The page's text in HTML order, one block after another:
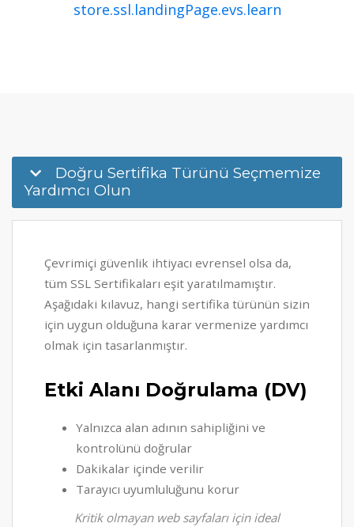
store.ssl.landingPage.evs.learn
Doğru Sertifika Türünü Seçmemize
Yardımcı Olun
Çevrimiçi güvenlik ihtiyacı evrensel olsa da,
tüm SSL Sertifikaları eşit yaratılmamıştır.
Aşağıdaki kılavuz, hangi sertifika türünün sizin
için uygun olduğuna karar vermenize yardımcı
olmak için tasarlanmıştır.
Etki Alanı Doğrulama (DV)
Yalnızca alan adının sahipliğini ve
kontrolünü doğrular
Dakikalar içinde verilir
Tarayıcı uyumluluğunu korur
Kritik olmayan web sayfaları için ideal